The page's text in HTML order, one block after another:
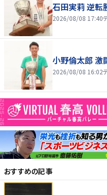
石田実莉 逆転
2026/08/08 17:40
小野倫太郎 激
2026/08/08 16:02
おすすめの記事